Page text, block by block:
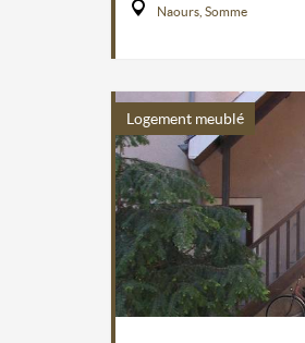
Naours, Somme
Logement meublé